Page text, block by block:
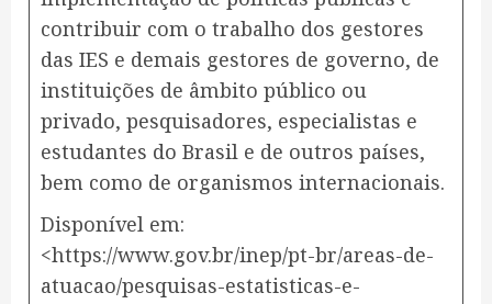
contribuir com o trabalho dos gestores
das IES e demais gestores de governo, de
instituições de âmbito público ou
privado, pesquisadores, especialistas e
estudantes do Brasil e de outros países,
bem como de organismos internacionais.
​​Disponível em:
<https://www.gov.br/inep/pt-br/areas-de-
atuacao/pesquisas-estatisticas-e-